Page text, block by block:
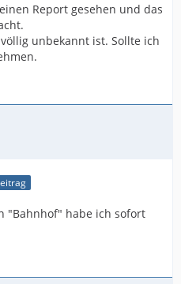
Report gesehen und das
unbekannt ist. Sollte ich
"Bahnhof" habe ich sofort